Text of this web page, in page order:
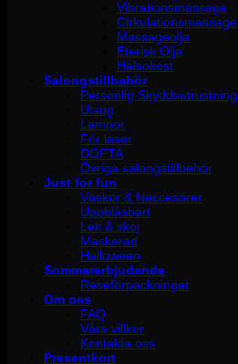
Vibrationsmassage
Cirkulationsmassage
Massageolja
Eterisk Olja
Hälsokost
Salongstillbehör
Personlig Skyddsutrustning
Utsug
Lampor
För laser
DOFTA
Övriga salongstillbehör
Just for fun
Väskor & Neccesärer
Uppblåsbart
Lek & skoj
Maskerad
Halloween
Sommarerbjudande
Reseförpackningar
Om oss
FAQ
Våra villkor
Kontakta oss
Presentkort